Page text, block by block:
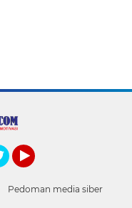
Pedoman media siber